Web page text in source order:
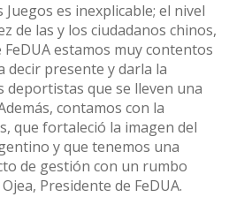
es inexplicable; el nivel
de las y los ciudadanos chinos,
estamos muy contentos
decir presente y darla la
deportistas que se lleven una
contamos con la
que fortaleció la imagen del
y que tenemos una
de gestión con un rumbo
Presidente de FeDUA.